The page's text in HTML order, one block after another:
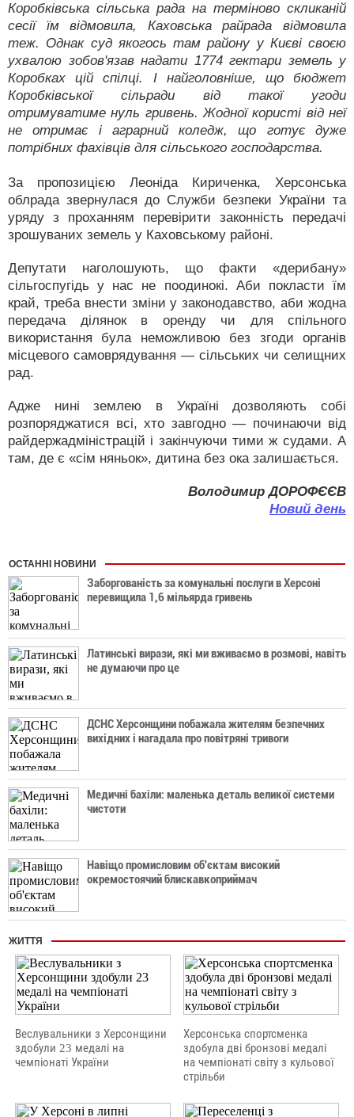
Коробківська сільська рада на терміново скликаній
сесії їм відмовила, Каховська райрада відмовила
теж. Однак суд якогось там району у Києві своєю
ухвалою зобов'язав надати 1774 гектари земель у
Коробках цій спілці. І найголовніше, що бюджет
Коробківської сільради від такої угоди
отримуватиме нуль гривень. Жодної користі від неї
не отримає і аграрний коледж, що готує дуже
потрібних фахівців для сільського господарства.
За пропозицією Леоніда Кириченка, Херсонська
облрада звернулася до Служби безпеки України та
уряду з проханням перевірити законність передачі
зрошуваних земель у Кахов­ському районі.
Депутати наголошують, що факти «дерибану»
сільгоспугідь у нас не поодинокі. Аби покласти їм
край, треба внести зміни у законодавство, аби жодна
передача ділянок в оренду чи для спільного
використання була неможливою без згоди органів
місцевого самоврядування — сільських чи селищних
рад.
Адже нині землею в Україні дозволяють собі
розпоряджатися всі, хто завгодно — починаючи від
райдержадміністрацій і за­кінчуючи тими ж судами. А
там, де є «сім няньок», дитина без ока залишається.
Володимир ДОРОФЄЄВ
Новий день
ОСТАННІ НОВИНИ
Заборгованість за комунальні послуги в Херсоні
перевищила 1,6 мільярда гривень
Латинські вирази, які ми вживаємо в розмові, навіть
не думаючи про це
ДСНС Херсонщини побажала жителям безпечних
вихідних і нагадала про повітряні тривоги
Медичні бахіли: маленька деталь великої системи
чистоти
Навіщо промисловим об'єктам високий
окремостоячий блискавкоприймач
ЖИТТЯ
Веслувальники з Херсонщини
здобули 23 медалі на
чемпіонаті України
Херсонська спортсменка
здобула дві бронзові медалі
на чемпіонаті світу з кульової
стрільби